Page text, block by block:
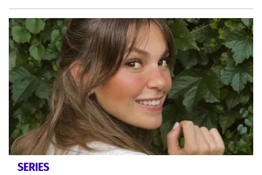
SERIES